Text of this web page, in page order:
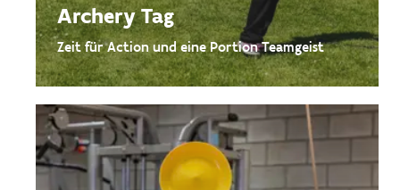
Archery Tag
Zeit für Action und eine Portion Teamgeist